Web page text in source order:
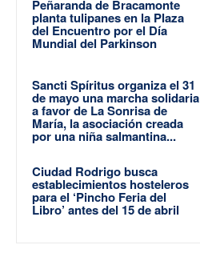
Peñaranda de Bracamonte
planta tulipanes en la Plaza
del Encuentro por el Día
Mundial del Parkinson
Sancti Spíritus organiza el 31
de mayo una marcha solidaria
a favor de La Sonrisa de
María, la asociación creada
por una niña salmantina...
Ciudad Rodrigo busca
establecimientos hosteleros
para el ‘Pincho Feria del
Libro’ antes del 15 de abril